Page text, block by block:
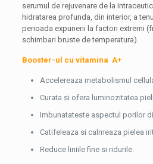
serumul de rejuvenare de la
hidratarea profunda, din interior, a
perioada expunerii la factori extremi
schimbari bruste de temperatura).
Booster-ul cu vitamina A+
Accelereaza metabolismul
Curata si ofera luminozitatea
Imbunatateste aspectul porilor
Catifeleaza si calmeaza pielea
Reduce liniile fine si ridurile.